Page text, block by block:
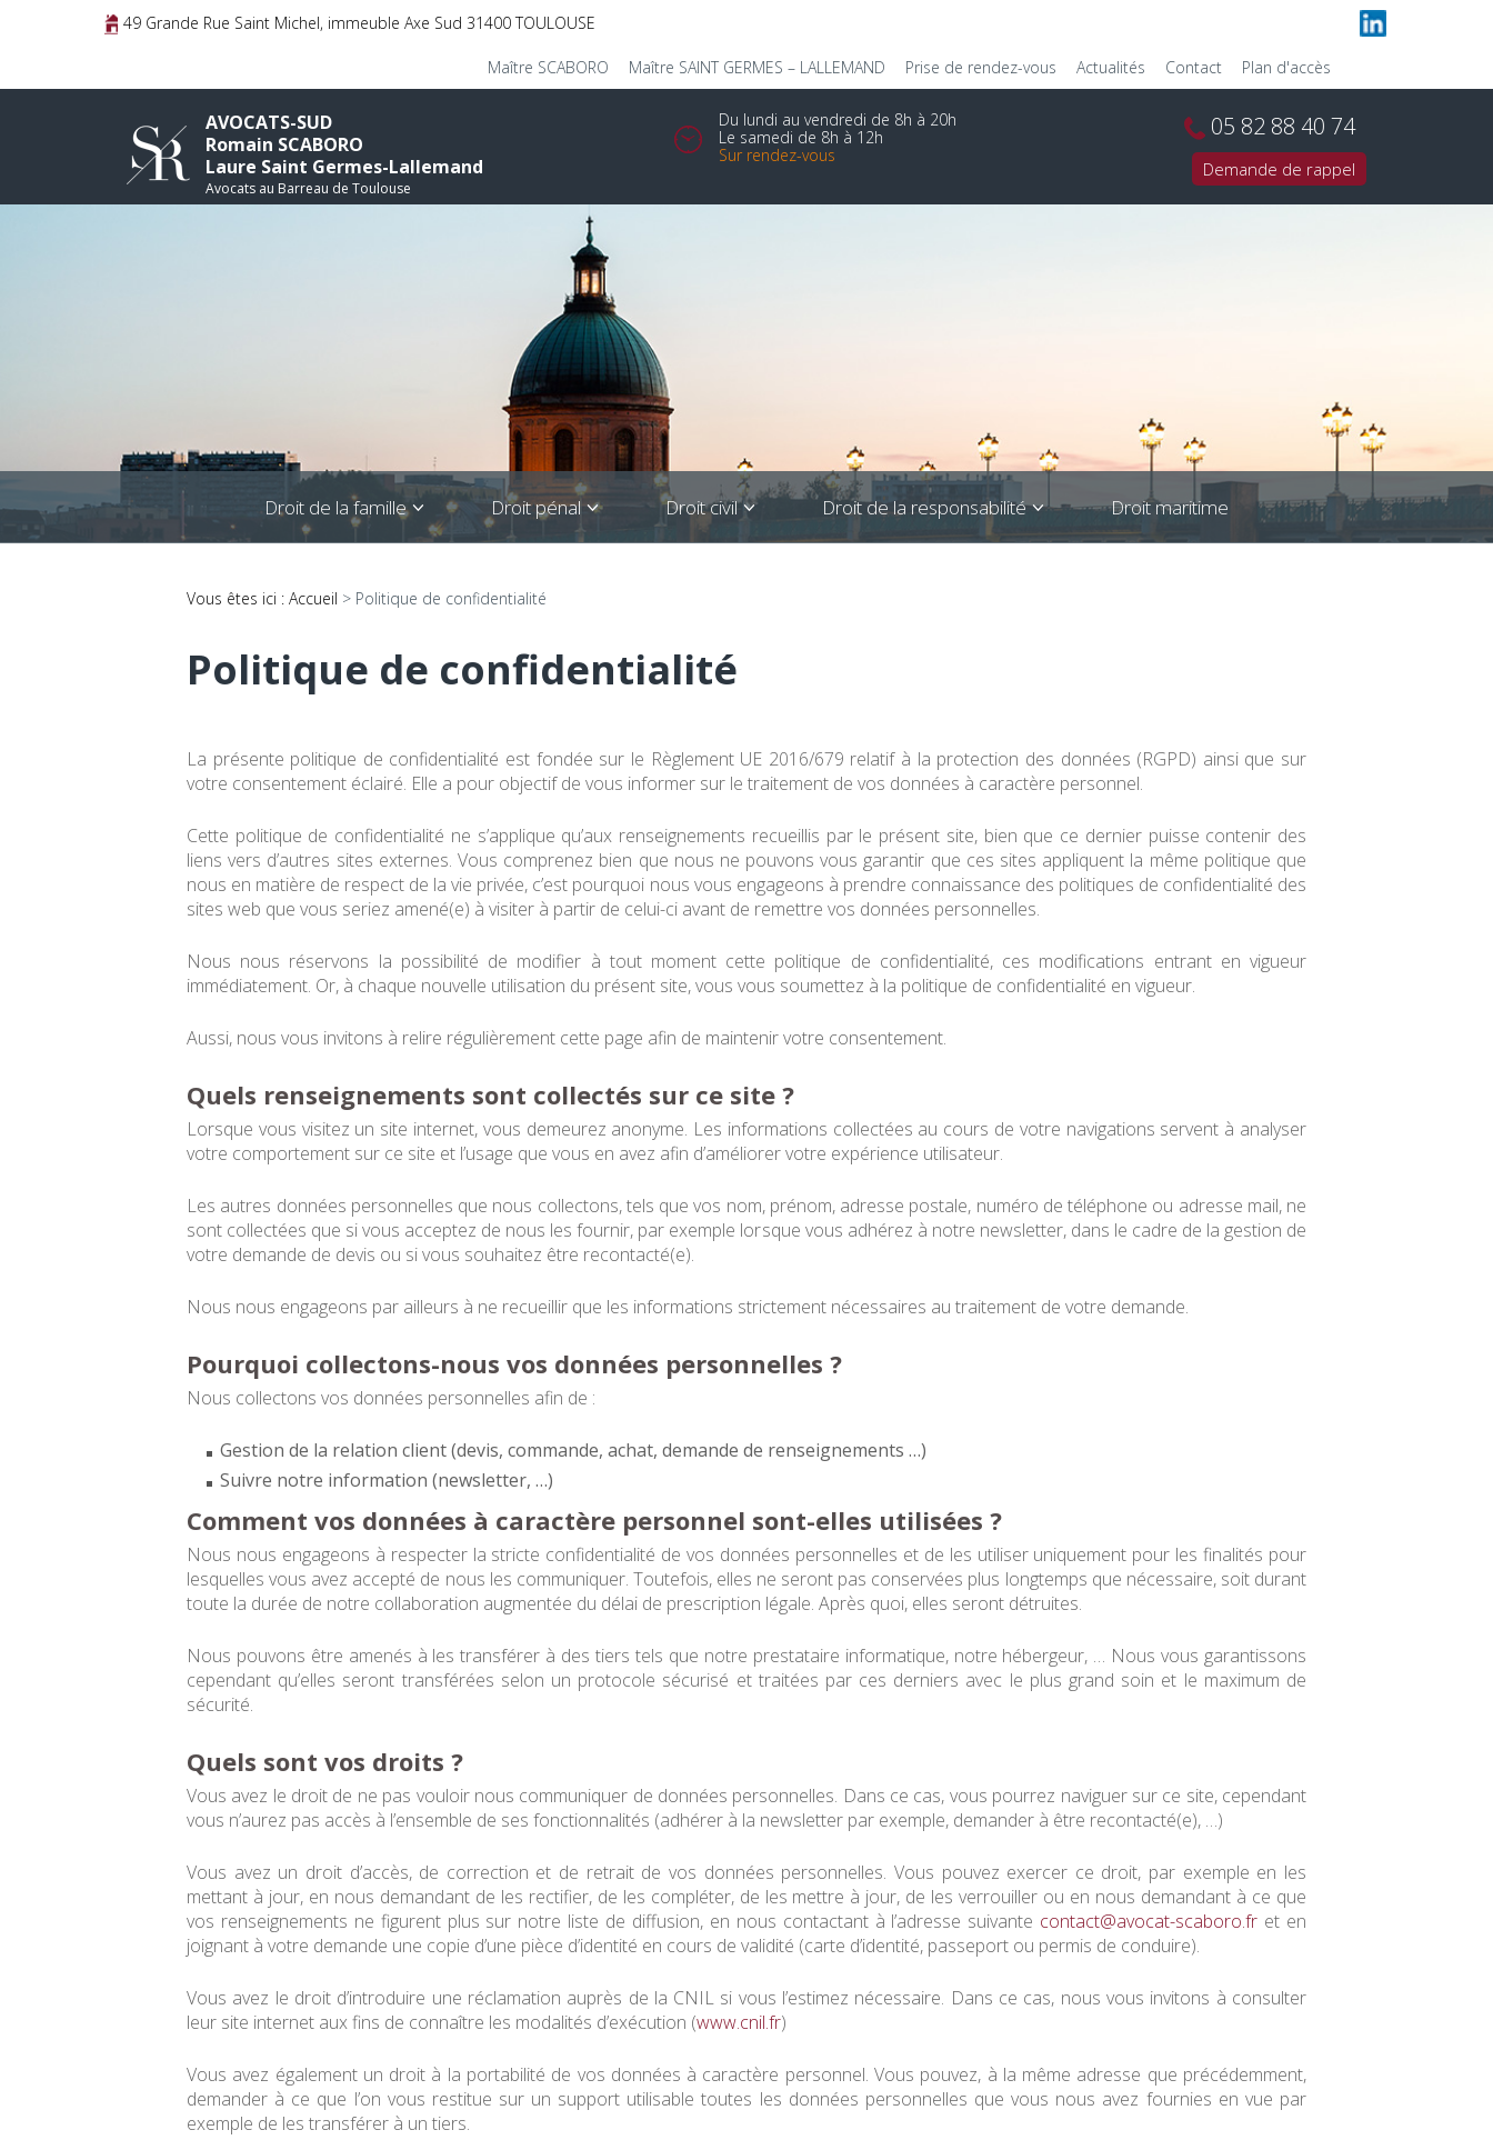
49 Grande Rue Saint Michel, immeuble Axe Sud 31400 TOULOUSE
Maître SCABORO Maître SAINT GERMES – LALLEMAND Prise de rendez-vous Actualités Contact Plan d'accès
AVOCATS-SUD
Romain SCABORO
Laure Saint Germes-Lallemand
Avocats au Barreau de Toulouse
Du lundi au vendredi de 8h à 20h
Le samedi de 8h à 12h
Sur rendez-vous
05 82 88 40 74
Demande de rappel
Droit de la famille Droit pénal Droit civil Droit de la responsabilité Droit maritime
Vous êtes ici : Accueil > Politique de confidentialité
Politique de confidentialité
La présente politique de confidentialité est fondée sur le Règlement UE 2016/679 relatif à la protection des données (RGPD) ainsi que sur
votre consentement éclairé. Elle a pour objectif de vous informer sur le traitement de vos données à caractère personnel.
Cette politique de confidentialité ne s’applique qu’aux renseignements recueillis par le présent site, bien que ce dernier puisse contenir des
liens vers d’autres sites externes. Vous comprenez bien que nous ne pouvons vous garantir que ces sites appliquent la même politique que
nous en matière de respect de la vie privée, c’est pourquoi nous vous engageons à prendre connaissance des politiques de confidentialité des
sites web que vous seriez amené(e) à visiter à partir de celui-ci avant de remettre vos données personnelles.
Nous nous réservons la possibilité de modifier à tout moment cette politique de confidentialité, ces modifications entrant en vigueur
immédiatement. Or, à chaque nouvelle utilisation du présent site, vous vous soumettez à la politique de confidentialité en vigueur.
Aussi, nous vous invitons à relire régulièrement cette page afin de maintenir votre consentement.
Quels renseignements sont collectés sur ce site ?
Lorsque vous visitez un site internet, vous demeurez anonyme. Les informations collectées au cours de votre navigations servent à analyser
votre comportement sur ce site et l’usage que vous en avez afin d’améliorer votre expérience utilisateur.
Les autres données personnelles que nous collectons, tels que vos nom, prénom, adresse postale, numéro de téléphone ou adresse mail, ne
sont collectées que si vous acceptez de nous les fournir, par exemple lorsque vous adhérez à notre newsletter, dans le cadre de la gestion de
votre demande de devis ou si vous souhaitez être recontacté(e).
Nous nous engageons par ailleurs à ne recueillir que les informations strictement nécessaires au traitement de votre demande.
Pourquoi collectons-nous vos données personnelles ?
Nous collectons vos données personnelles afin de :
Gestion de la relation client (devis, commande, achat, demande de renseignements …)
Suivre notre information (newsletter, …)
Comment vos données à caractère personnel sont-elles utilisées ?
Nous nous engageons à respecter la stricte confidentialité de vos données personnelles et de les utiliser uniquement pour les finalités pour
lesquelles vous avez accepté de nous les communiquer. Toutefois, elles ne seront pas conservées plus longtemps que nécessaire, soit durant
toute la durée de notre collaboration augmentée du délai de prescription légale. Après quoi, elles seront détruites.
Nous pouvons être amenés à les transférer à des tiers tels que notre prestataire informatique, notre hébergeur, … Nous vous garantissons
cependant qu’elles seront transférées selon un protocole sécurisé et traitées par ces derniers avec le plus grand soin et le maximum de
sécurité.
Quels sont vos droits ?
Vous avez le droit de ne pas vouloir nous communiquer de données personnelles. Dans ce cas, vous pourrez naviguer sur ce site, cependant
vous n’aurez pas accès à l’ensemble de ses fonctionnalités (adhérer à la newsletter par exemple, demander à être recontacté(e), …)
Vous avez un droit d’accès, de correction et de retrait de vos données personnelles. Vous pouvez exercer ce droit, par exemple en les
mettant à jour, en nous demandant de les rectifier, de les compléter, de les mettre à jour, de les verrouiller ou en nous demandant à ce que
vos renseignements ne figurent plus sur notre liste de diffusion, en nous contactant à l’adresse suivante contact@avocat-scaboro.fr et en
joignant à votre demande une copie d’une pièce d’identité en cours de validité (carte d’identité, passeport ou permis de conduire).
Vous avez le droit d’introduire une réclamation auprès de la CNIL si vous l’estimez nécessaire. Dans ce cas, nous vous invitons à consulter
leur site internet aux fins de connaître les modalités d’exécution (www.cnil.fr)
Vous avez également un droit à la portabilité de vos données à caractère personnel. Vous pouvez, à la même adresse que précédemment,
demander à ce que l’on vous restitue sur un support utilisable toutes les données personnelles que vous nous avez fournies en vue par
exemple de les transférer à un tiers.